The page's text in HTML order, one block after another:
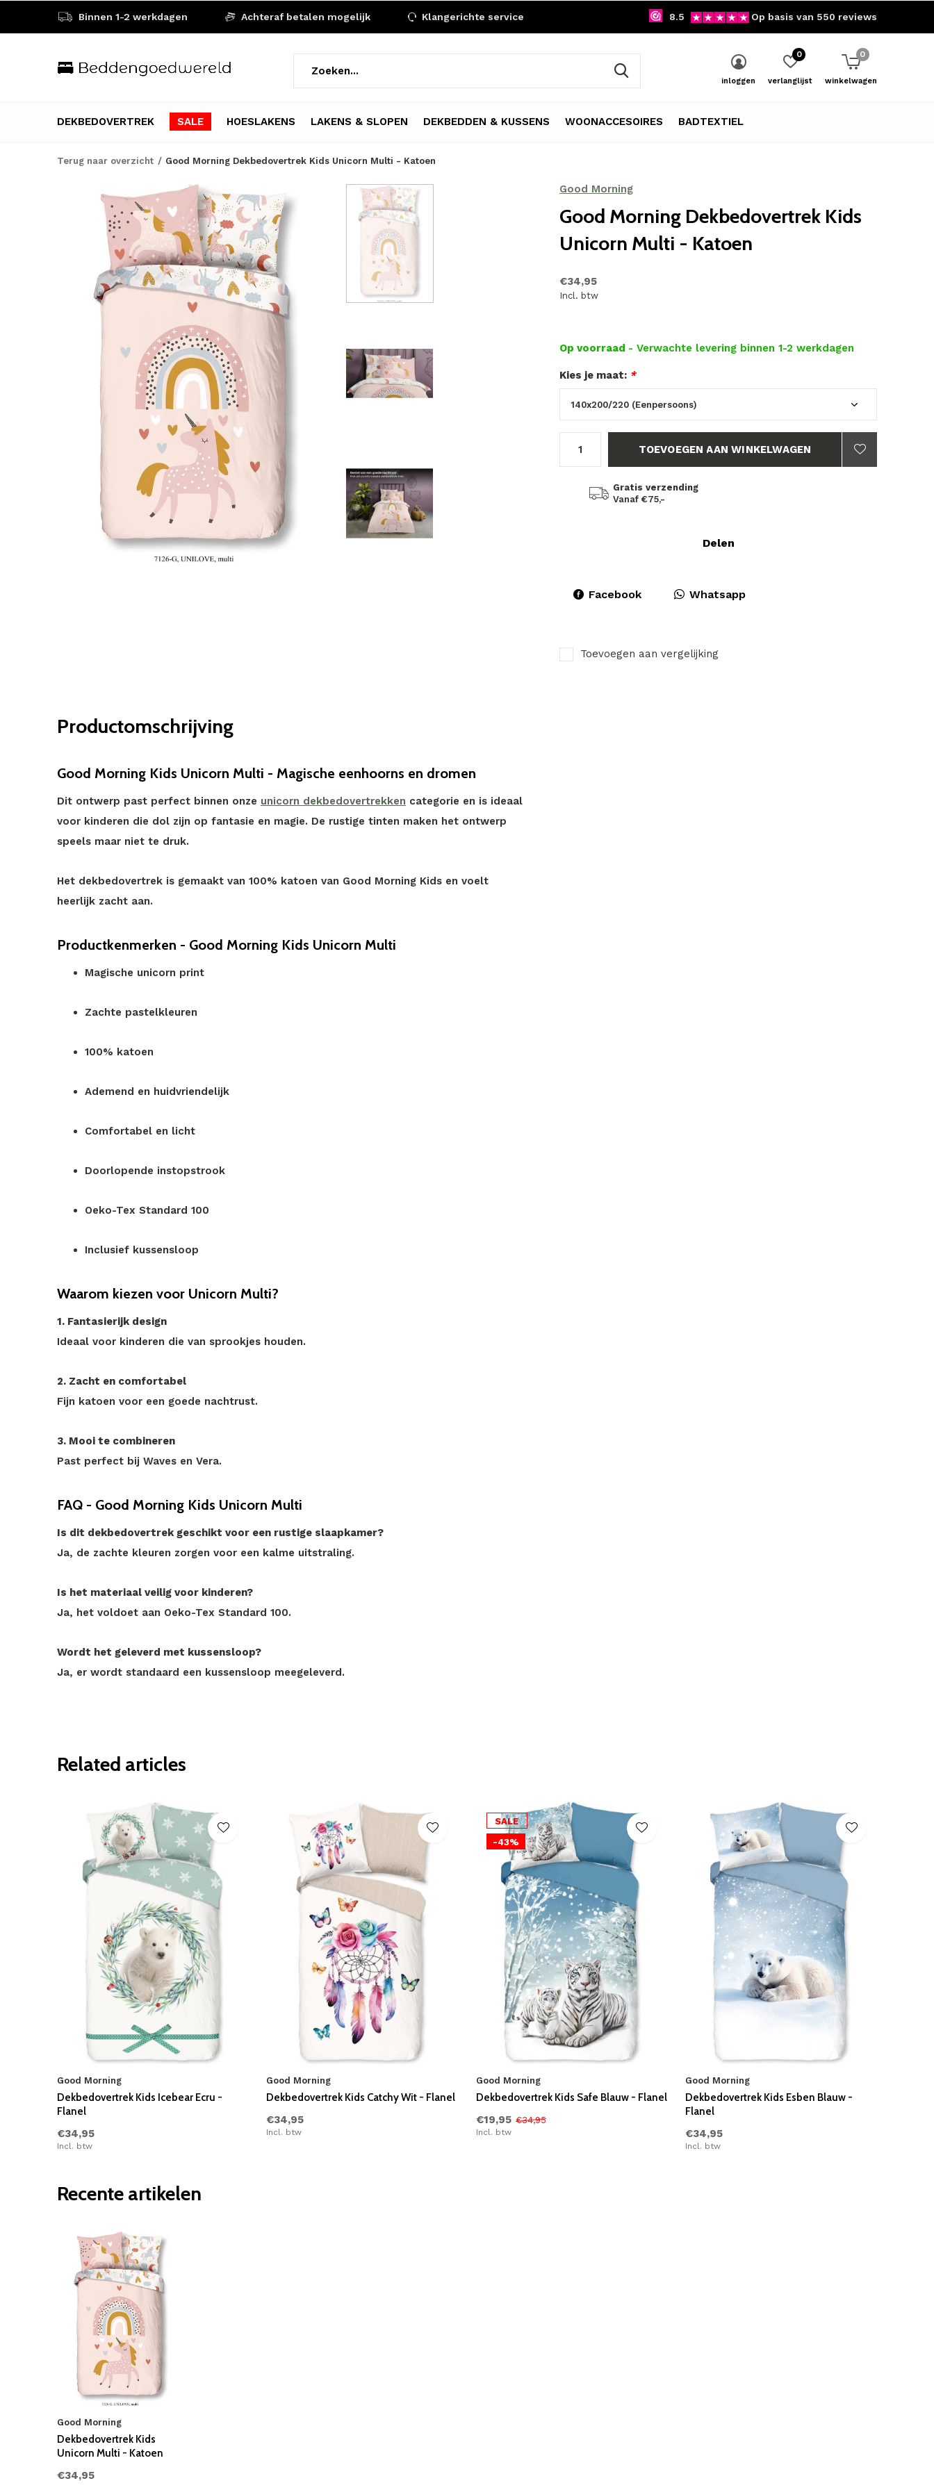
DEKBEDOVERTREK SALE HOESLAKENS LAKENS & SLOPEN DEKBEDDEN & KUSSENS WOONACCESOIRES BADTEXTIEL
inloggen verlanglijst
0
winkelwagen
0
Binnen 1-2 werkdagen Achteraf betalen mogelijk Klangerichte service 8.5 Op basis van 550 reviews
Terug naar overzicht Good Morning Dekbedovertrek Kids Unicorn Multi - Katoen
Good Morning
Good Morning Dekbedovertrek Kids
Unicorn Multi - Katoen
€34,95
Incl. btw
Op voorraad - Verwachte levering binnen 1-2 werkdagen
Kies je maat: *
TOEVOEGEN AAN WINKELWAGEN
Gratis verzending
Vanaf €75,-
Delen
Facebook Whatsapp
Toevoegen aan vergelijking
Productomschrijving
Good Morning Kids Unicorn Multi - Magische eenhoorns en dromen
Dit ontwerp past perfect binnen onze unicorn dekbedovertrekken categorie en is ideaal
voor kinderen die dol zijn op fantasie en magie. De rustige tinten maken het ontwerp
speels maar niet te druk.
Het dekbedovertrek is gemaakt van 100% katoen van Good Morning Kids en voelt
heerlijk zacht aan.
Productkenmerken - Good Morning Kids Unicorn Multi
Magische unicorn print
Zachte pastelkleuren
100% katoen
Ademend en huidvriendelijk
Comfortabel en licht
Doorlopende instopstrook
Oeko-Tex Standard 100
Inclusief kussensloop
Waarom kiezen voor Unicorn Multi?
1. Fantasierijk design
Ideaal voor kinderen die van sprookjes houden.
2. Zacht en comfortabel
Fijn katoen voor een goede nachtrust.
3. Mooi te combineren
Past perfect bij Waves en Vera.
FAQ - Good Morning Kids Unicorn Multi
Is dit dekbedovertrek geschikt voor een rustige slaapkamer?
Ja, de zachte kleuren zorgen voor een kalme uitstraling.
Is het materiaal veilig voor kinderen?
Ja, het voldoet aan Oeko-Tex Standard 100.
Wordt het geleverd met kussensloop?
Ja, er wordt standaard een kussensloop meegeleverd.
Related articles
Good Morning
Dekbedovertrek Kids Icebear Ecru -
Flanel
€34,95
Incl. btw
Good Morning
Dekbedovertrek Kids Catchy Wit - Flanel
€34,95
Incl. btw
SALE
-43%
Good Morning
Dekbedovertrek Kids Safe Blauw - Flanel
€19,95 €34,95
Incl. btw
Good Morning
Dekbedovertrek Kids Esben Blauw -
Flanel
€34,95
Incl. btw
Recente artikelen
Good Morning
Dekbedovertrek Kids
Unicorn Multi - Katoen
€34,95